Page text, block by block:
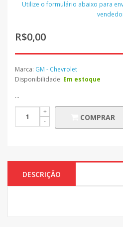
Utilize o formulário abaixo para
R$0,00
Marca: GM - Chevrolet
Disponibilidade: Em estoque
...
COMPRAR
DESCRIÇÃO